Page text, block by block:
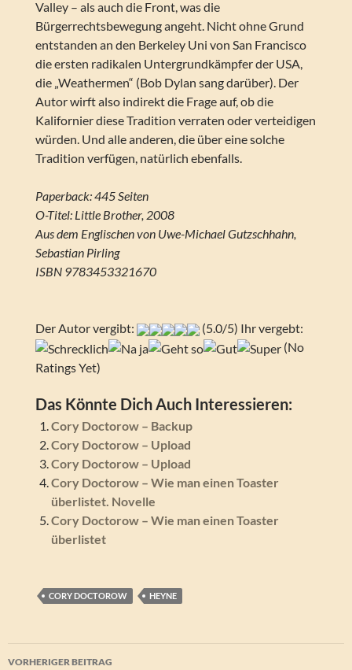
Valley – als auch die Front, was die
Bürgerrechtsbewegung angeht. Nicht ohne Grund
entstanden an den Berkeley Uni von San Francisco
die ersten radikalen Untergrundkämpfer der USA,
die „Weathermen“ (Bob Dylan sang darüber). Der
Autor wirft also indirekt die Frage auf, ob die
Kalifornier diese Tradition verraten oder verteidigen
würden. Und alle anderen, die über eine solche
Tradition verfügen, natürlich ebenfalls.
Paperback: 445 Seiten
O-Titel: Little Brother, 2008
Aus dem Englischen von Uwe-Michael Gutzschhahn,
Sebastian Pirling
ISBN 9783453321670
Der Autor vergibt:
(5.0/5) Ihr vergebt:
(No
Ratings Yet)
Das Könnte Dich Auch Interessieren:
Cory Doctorow – Backup
Cory Doctorow – Upload
Cory Doctorow – Upload
Cory Doctorow – Wie man einen Toaster
überlistet. Novelle
Cory Doctorow – Wie man einen Toaster
überlistet
CORY DOCTOROW HEYNE
Beitragsnavigation
VORHERIGER BEITRAG